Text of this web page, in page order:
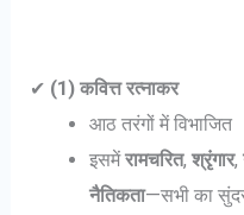
✔ (1) कवित्त रत्नाकर
आठ तरंगों में विभाजित
इसमेंरामचरित, श्रृंगार,
नैतिकता—सभी का